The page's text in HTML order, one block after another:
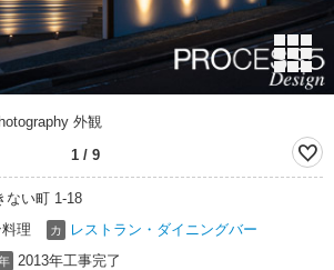
外観
1 / 9
ない町 1-18
理 カ レストラン・ダイニングバー
2013年工事完了